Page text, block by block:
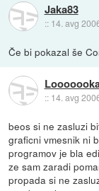
Jaka83
:: 14. avg
Če bi pokazal še
:: 14. avg
beos si ne zasluzi
graficni vmesnik ni
programov je bla
ze sam zaradi
propada si ne